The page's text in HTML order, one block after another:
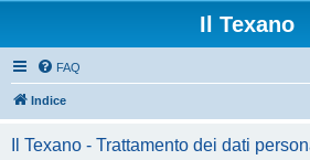
Il Texano
FAQ
Indice
Il Texano - Trattamento dei dati